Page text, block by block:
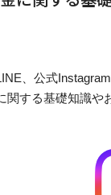
、公式
関する基礎知識や